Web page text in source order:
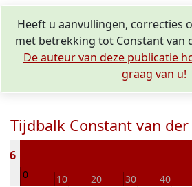
Heeft u aanvullingen, correcties
met betrekking tot Constant van
De auteur van deze publicatie
graag van u!
Tijdbalk Constant van
0 10 20 30 40